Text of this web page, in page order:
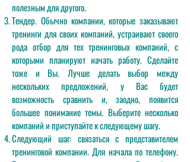
полезным для другого.
Тендер. Обычно компании, которые заказывают
тренинги для своих компаний, устраивают своего
рода отбор для тех тренинговых компаний, с
которыми планируют начать работу. Сделайте
тоже и Вы. Лучше делать выбор между
нескольких предложений, у Вас будет
возможность сравнить и, заодно, появится
большее понимание темы. Выберите несколько
компаний и приступайте к следующему шагу.
Следующий шаг: связаться с представителем
тренинговой компании. Для начала по телефону.